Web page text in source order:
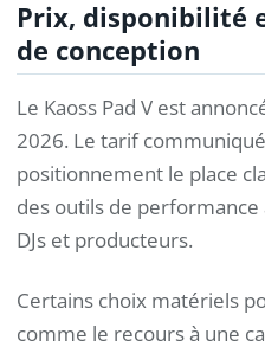
Prix, disponibilité
de conception
Le Kaoss Pad V est
2026. Le tarif
positionnement le place
des outils de performance
DJs et producteurs.
Certains choix matériels
comme le recours à une